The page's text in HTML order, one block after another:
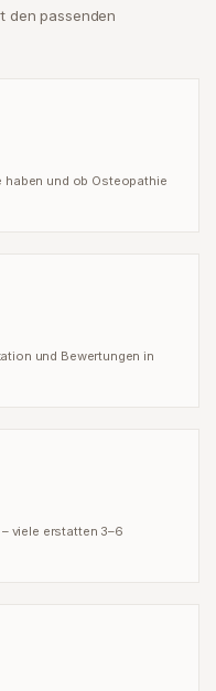
den passenden
haben und ob Osteopathie
und Bewertungen in
viele erstatten 3–6